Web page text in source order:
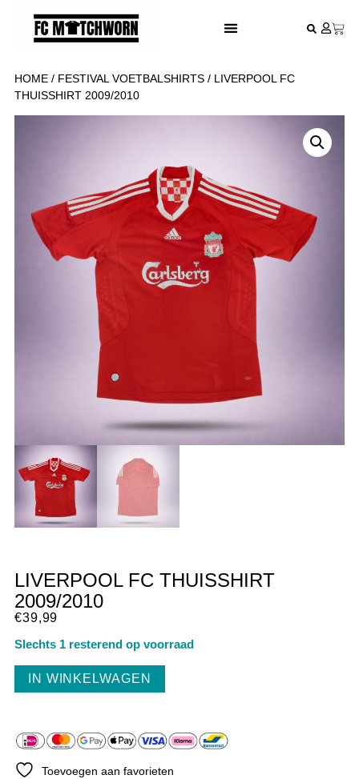
HOME/ FESTIVAL VOETBALSHIRTS/ LIVERPOOL FC
THUISSHIRT 2009/2010
LIVERPOOL FC THUISSHIRT
2009/2010
€39,99
Slechts 1 resterend op voorraad
IN WINKELWAGEN
Toevoegen aan favorieten